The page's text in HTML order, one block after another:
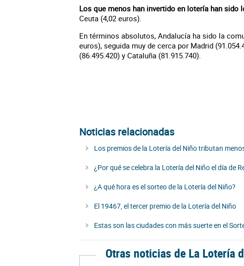
Los que menos han invertido en lotería han sido
Ceuta (4,02 euros).
En términos absolutos, Andalucía ha sido la
euros), seguida muy de cerca por Madrid
(86.495.420) y Cataluña (81.915.740).
Noticias relacionadas
Los premios de la Lotería del Niño tributan
¿Por qué se celebra la Lotería del Niño el día de
¿A qué hora es el sorteo de la Lotería del Niño?
El 19467, el tercer premio de la Lotería del Niño
Estas son las ciudades con más suerte en el
Otras noticias de La Lotería